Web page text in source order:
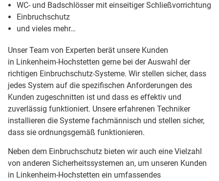
WC- und Badschlösser mit einseitiger Schließvorrichtung
Einbruchschutz
und vieles mehr…
Unser Team von Experten berät unsere Kunden
in Linkenheim-Hochstetten gerne bei der Auswahl der
richtigen Einbruchschutz-Systeme. Wir stellen sicher, dass
jedes System auf die spezifischen Anforderungen des
Kunden zugeschnitten ist und dass es effektiv und
zuverlässig funktioniert. Unsere erfahrenen Techniker
installieren die Systeme fachmännisch und stellen sicher,
dass sie ordnungsgemäß funktionieren.
Neben dem Einbruchschutz bieten wir auch eine Vielzahl
von anderen Sicherheitssystemen an, um unseren Kunden
in Linkenheim-Hochstetten ein umfassendes